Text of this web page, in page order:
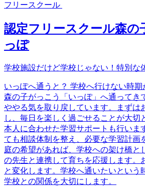
フリースクール
認定フリースクール森の
っぽ
学校施設だけど学校じゃない！特別な
いっぽへ通うと？ 学校へ行けない時
森の子がっこう「いっぽ」へ通ってき
ややる気を取り戻しています。まずは
し、毎日を楽しく過ごせることが大切
本人に合わせた学習サポートも行いま
ても相談体制を整え、必要な学習計画
庭の希望があれば、学校への架け橋と
の先生と連携して育ちを応援します。
と変化します。学校へ通いたいという
学校との関係を大切にします。